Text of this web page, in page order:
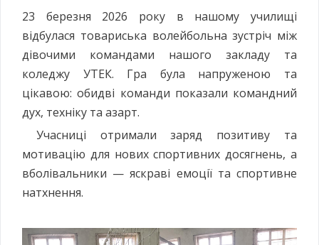
23 березня 2026 року в нашому училищі
відбулася товариська волейбольна зустріч між
дівочими командами нашого закладу та
коледжу УТЕК. Гра була напруженою та
цікавою: обидві команди показали командний
дух, техніку та азарт.
Учасниці отримали заряд позитиву та
мотивацію для нових спортивних досягнень, а
вболівальники — яскраві емоції та спортивне
натхнення.